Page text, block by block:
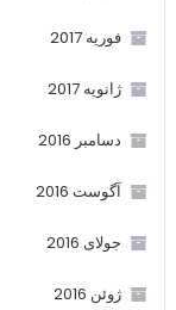
فوریه 2017
ژانویه 2017
دسامبر 2016
آگوست 2016
جولای 2016
ژوئن 2016